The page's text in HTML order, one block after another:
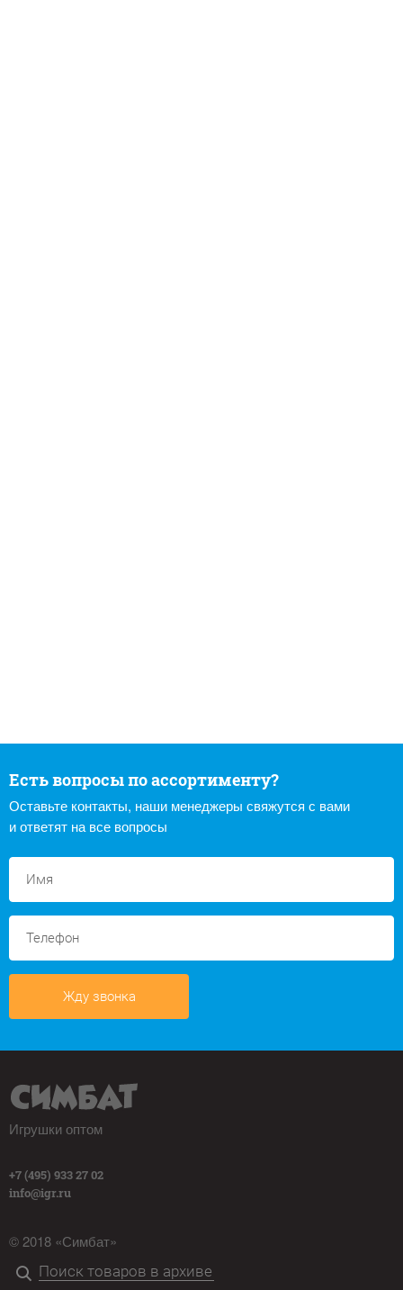
Есть вопросы по ассортименту?
Оставьте контакты, наши менеджеры свяжутся с вами
и ответят на все вопросы
Жду звонка
Игрушки оптом
+7 (495) 933 27 02
info@igr.ru
© 2018 «Симбат»